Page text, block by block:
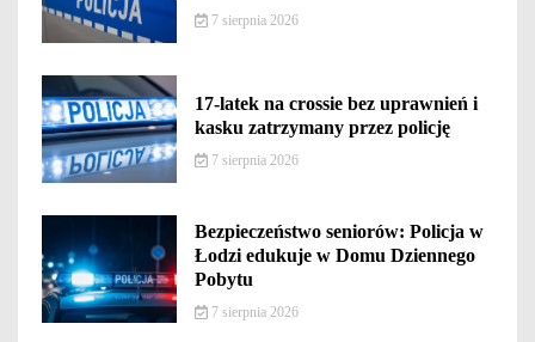
7 sierpnia 2026
17-latek na crossie bez uprawnień i
kasku zatrzymany przez policję
7 sierpnia 2026
Bezpieczeństwo seniorów: Policja w
Łodzi edukuje w Domu Dziennego
Pobytu
7 sierpnia 2026